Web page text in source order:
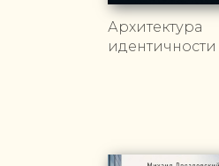
Архитектура
идентичности